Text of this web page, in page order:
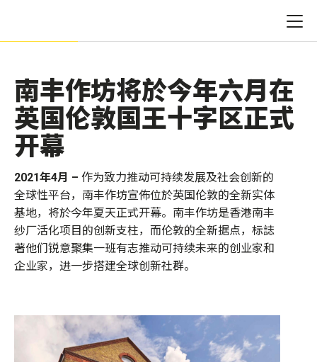
南丰作坊将於今年六月在
英国伦敦国王十字区正式
开幕
2021年4月 – 作为致力推动可持续发展及社会创新的
全球性平台，南丰作坊宣佈位於英国伦敦的全新实体
基地，将於今年夏天正式开幕。南丰作坊是香港南丰
纱厂活化项目的创新支柱，而伦敦的全新据点，标誌
著他们锐意聚集一班有志推动可持续未来的创业家和
企业家， 进一步搭建全球创新社群。